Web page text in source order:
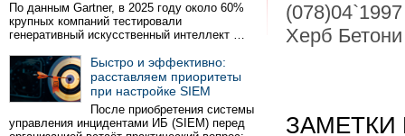
По данным Gartner, в 2025 году около 60%
крупных компаний тестировали
генеративный искусственный интеллект …
Быстро и эффективно:
расставляем приоритеты
при настройке SIEM
После приобретения системы
управления инцидентами ИБ (SIEM) перед
(078)04`1997
Херб
ЗАМЕТКИ